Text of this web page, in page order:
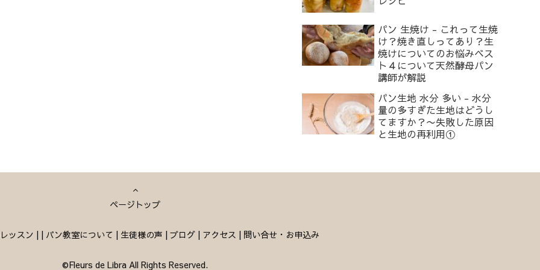
パン 生焼け - これって生焼
け？焼き直しってあり？生
焼けについてのお悩みベス
ト４について天然酵母パン
講師が解説
パン生地 水分 多い - 水分
量の多すぎた生地はどうし
てますか？〜失敗した原因
と生地の再利用①
ページトップ
ッスン | | パン教室について | 生徒様の声 | ブログ| アクセス | 問い合せ・お申込み
©Fleurs de Libra All Rights Reserved.